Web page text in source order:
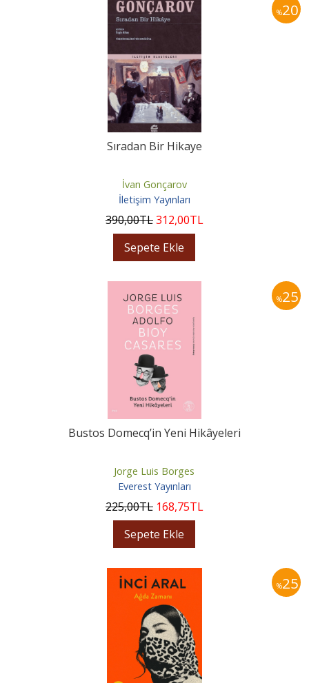
%20
Sıradan Bir Hikaye
İvan Gonçarov
İletişim Yayınları
390,00TL312,00TL
Sepete Ekle
%25
Bustos Domecq’in Yeni Hikâyeleri
Jorge Luis Borges
Everest Yayınları
225,00TL 168,75TL
Sepete Ekle
%25